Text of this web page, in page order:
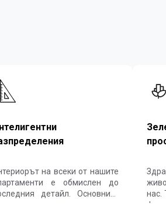
на всеки от нашите
е обмислен до
детайл. Основните
нас.